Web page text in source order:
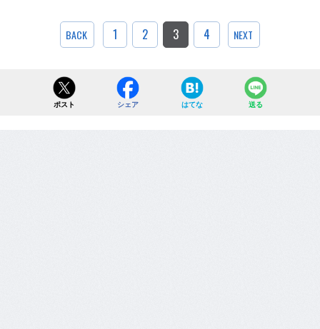
BACK 1 2 3 4 NEXT
ポスト シェア はてな 送る